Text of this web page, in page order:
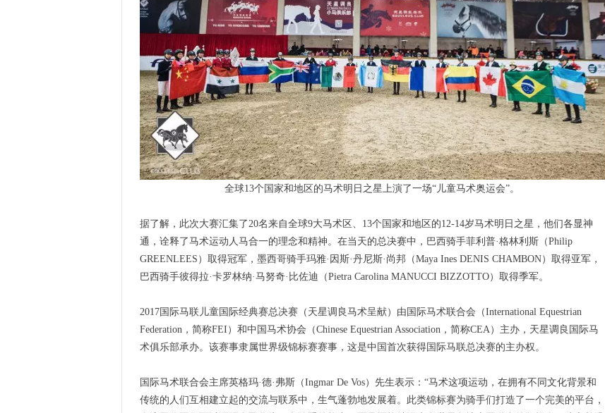
全球13个国家和地区的马术明日之星上演了一场“儿童马术奥运会”。
据了解，此次大赛汇集了20名来自全球9大马术区、13个国家和地区的12-14岁马术明日之星，他们各显神
通，诠释了马术运动人马合一的理念和精神。在当天的总决赛中，巴西骑手菲利普·格林利斯（Philip
GREENLEES）取得冠军，墨西哥骑手玛雅·因斯·丹尼斯·尚邦（Maya Ines DENIS CHAMBON）取得亚军，
巴西骑手彼得拉·卡罗林纳·马努奇·比佐迪（Pietra Carolina MANUCCI BIZZOTTO）取得季军。
2017国际马联儿童国际经典赛总决赛（天星调良马术呈献）由国际马术联合会（International Equestrian
Federation，简称FEI）和中国马术协会（Chinese Equestrian Association，简称CEA）主办，天星调良国际马
术俱乐部承办。该赛事隶属世界级锦标赛赛事，这是中国首次获得国际马联总决赛的主办权。
国际马术联合会主席英格玛·德·弗斯（Ingmar De Vos）先生表示：“马术这项运动，在拥有不同文化背景和
传统的人们互相建立起的交流与联系中，生气蓬勃地发展着。此类锦标赛为骑手们打造了一个完美的平台，